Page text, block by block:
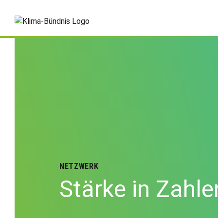
NETZWERK
Stärke in